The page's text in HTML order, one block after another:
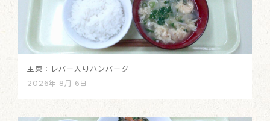
主菜：レバー入りハンバーグ
2026年 8月 6日